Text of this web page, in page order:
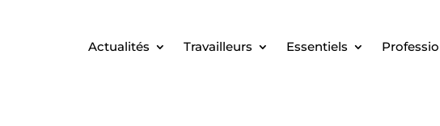
Actualités Travailleurs Essentiels